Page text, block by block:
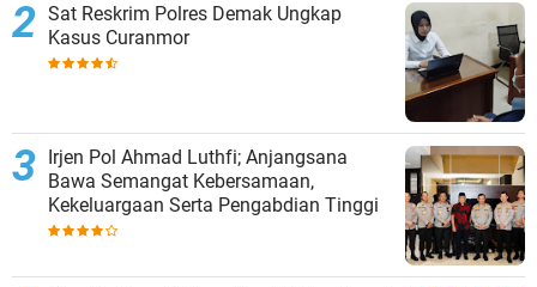
Sat Reskrim Polres Demak Ungkap
Kasus Curanmor
Irjen Pol Ahmad Luthfi; Anjangsana
Bawa Semangat Kebersamaan,
Kekeluargaan Serta Pengabdian Tinggi